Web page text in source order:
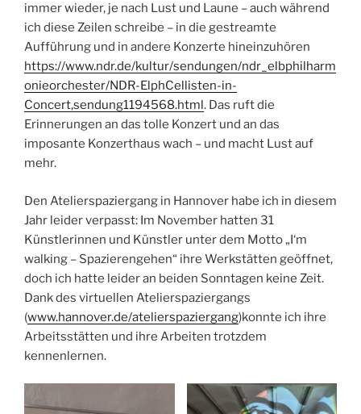
immer wieder, je nach Lust und Laune – auch während
ich diese Zeilen schreibe – in die gestreamte
Aufführung und in andere Konzerte hineinzuhören
https://www.ndr.de/kultur/sendungen/ndr_elbphilharm
onieorchester/NDR-ElphCellisten-in-
Concert,sendung1194568.html. Das ruft die
Erinnerungen an das tolle Konzert und an das
imposante Konzerthaus wach – und macht Lust auf
mehr.
Den Atelierspaziergang in Hannover habe ich in diesem
Jahr leider verpasst: Im November hatten 31
Künstlerinnen und Künstler unter dem Motto „I‘m
walking – Spazierengehen“ ihre Werkstätten geöffnet,
doch ich hatte leider an beiden Sonntagen keine Zeit.
Dank des virtuellen Atelierspaziergangs
(www.hannover.de/atelierspaziergang)konnte ich ihre
Arbeitsstätten und ihre Arbeiten trotzdem
kennenlernen.